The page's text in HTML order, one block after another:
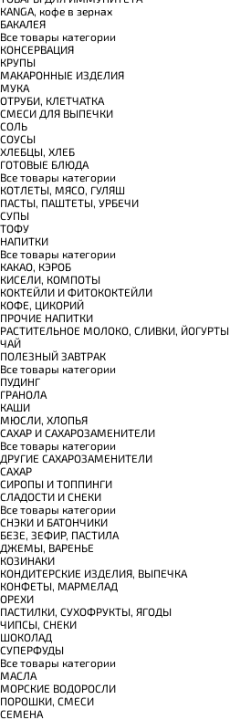
КANGA, кофе в зернах
БАКАЛЕЯ
Все товары категории
КОНСЕРВАЦИЯ
КРУПЫ
МАКАРОННЫЕ ИЗДЕЛИЯ
МУКА
ОТРУБИ, КЛЕТЧАТКА
СМЕСИ ДЛЯ ВЫПЕЧКИ
СОЛЬ
СОУСЫ
ХЛЕБЦЫ, ХЛЕБ
ГОТОВЫЕ БЛЮДА
Все товары категории
КОТЛЕТЫ, МЯСО, ГУЛЯШ
ПАСТЫ, ПАШТЕТЫ, УРБЕЧИ
СУПЫ
ТОФУ
НАПИТКИ
Все товары категории
КАКАО, КЭРОБ
КИСЕЛИ, КОМПОТЫ
КОКТЕЙЛИ И ФИТОКОКТЕЙЛИ
КОФЕ, ЦИКОРИЙ
ПРОЧИЕ НАПИТКИ
РАСТИТЕЛЬНОЕ МОЛОКО, СЛИВКИ, ЙОГУРТЫ
ЧАЙ
ПОЛЕЗНЫЙ ЗАВТРАК
Все товары категории
ПУДИНГ
ГРАНОЛА
КАШИ
МЮСЛИ, ХЛОПЬЯ
САХАР И САХАРОЗАМЕНИТЕЛИ
Все товары категории
ДРУГИЕ САХАРОЗАМЕНИТЕЛИ
САХАР
СИРОПЫ И ТОППИНГИ
СЛАДОСТИ И СНЕКИ
Все товары категории
СНЭКИ И БАТОНЧИКИ
БЕЗЕ, ЗЕФИР, ПАСТИЛА
ДЖЕМЫ, ВАРЕНЬЕ
КОЗИНАКИ
КОНДИТЕРСКИЕ ИЗДЕЛИЯ, ВЫПЕЧКА
КОНФЕТЫ, МАРМЕЛАД
ОРЕХИ
ПАСТИЛКИ, СУХОФРУКТЫ, ЯГОДЫ
ЧИПСЫ, СНЕКИ
ШОКОЛАД
СУПЕРФУДЫ
Все товары категории
МАСЛА
МОРСКИЕ ВОДОРОСЛИ
ПОРОШКИ, СМЕСИ
СЕМЕНА